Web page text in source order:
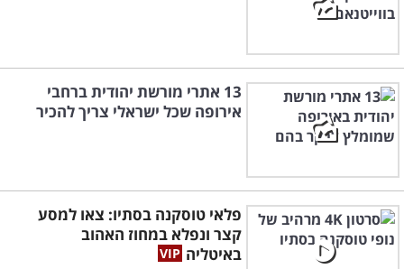
13 אתרי מורשת יהודית ברחבי
אירופה שכל ישראלי צריך להכיר
פלאי טוסקנה בסתיו: צאו למסע
קצר ונפלא במחוז האהוב
באיטליה